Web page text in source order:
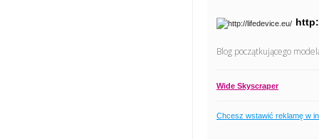
Blog początkującego
Wide Skyscraper
Chcesz wstawić reklamę w